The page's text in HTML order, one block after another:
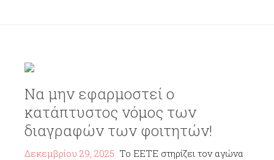
Να μην εφαρμοστεί ο
κατάπτυστος νόμος των
διαγραφών των φοιτητών!
Δεκεμβρίου 29, 2025 Το ΕΕΤΕ στηρίζει τον αγώνα